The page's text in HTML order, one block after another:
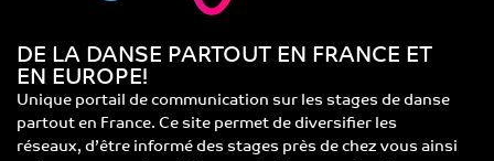
DE LA DANSE PARTOUT EN FRANCE ET
EN EUROPE!
Unique portail de communication sur les stages de danse
partout en France. Ce site permet de diversifier les
réseaux, d’être informé des stages près de chez vous ainsi